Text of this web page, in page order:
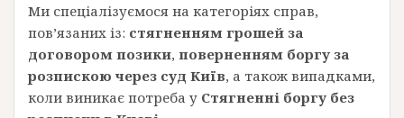
Ми спеціалізуємося на категоріях справ,
пов’язаних із: стягненням грошей за
договором позики, поверненням боргу за
розпискою через суд Київ, а також випадками,
коли виникає потреба у Стягненні боргу без